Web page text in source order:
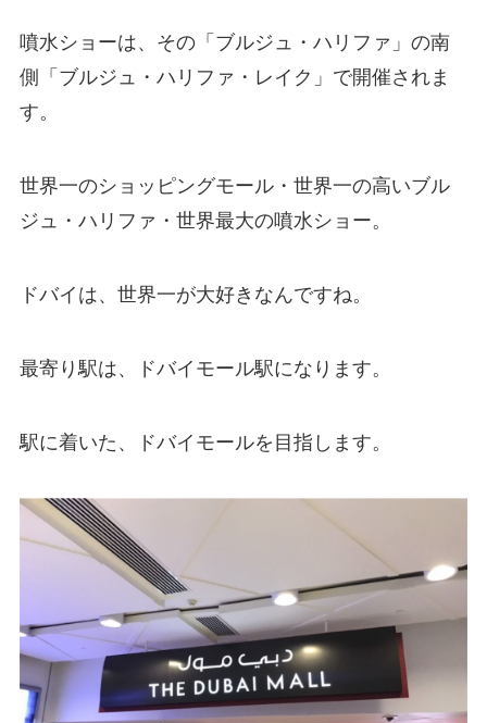
噴水ショーは、その「ブルジュ・ハリファ」の南
側「ブルジュ・ハリファ・レイク」で開催されま
す。
世界一のショッピングモール・世界一の高いブル
ジュ・ハリファ・世界最大の噴水ショー。
ドバイは、世界一が大好きなんですね。
最寄り駅は、ドバイモール駅になります。
駅に着いた、ドバイモールを目指します。